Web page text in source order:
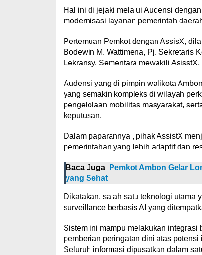
Hal ini di jejaki melalui Audensi
modernisasi layanan pemerintah
Pertemuan Pemkot dengan AssisX,
Bodewin M. Wattimena, Pj. Sekretaris
Lekransy. Sementara mewakili
Audensi yang di pimpin walikota
yang semakin kompleks di wilayah
pengelolaan mobilitas masyarakat,
keputusan.
Dalam paparannya , pihak AssistX
pemerintahan yang lebih adaptif dan
Baca Juga
Pemkot Ambon Gelar
yang Sehat
Dikatakan, salah satu teknologi utama
surveillance berbasis AI yang
Sistem ini mampu melakukan
pemberian peringatan dini atas
Seluruh informasi dipusatkan dalam